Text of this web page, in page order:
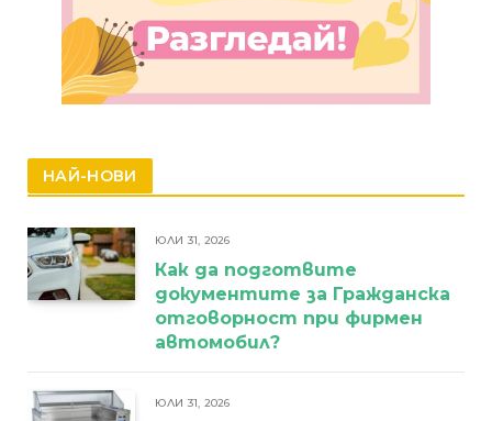
НАЙ-НОВИ
ЮЛИ 31, 2026
Как да подготвите
документите за Гражданска
отговорност при фирмен
автомобил?
ЮЛИ 31, 2026